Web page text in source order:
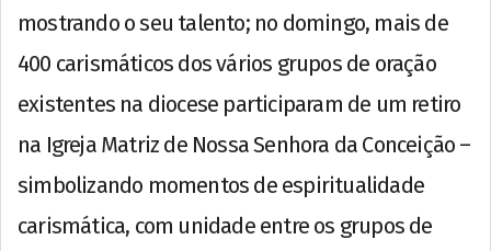
mostrando o seu talento; no domingo, mais de
400 carismáticos dos vários grupos de oração
existentes na diocese participaram de um retiro
na Igreja Matriz de Nossa Senhora da Conceição –
simbolizando momentos de espiritualidade
carismática, com unidade entre os grupos de